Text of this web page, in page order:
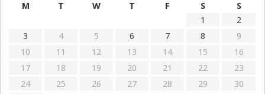
M
T W T F S
S
1
2
3
4 5 6 7 8
9
10
11 12 13 14 15
16
17
18 19 20 21 22
23
24
25 26 27 28 29
30